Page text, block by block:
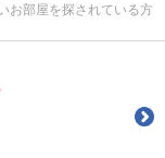
お部屋を探されている方